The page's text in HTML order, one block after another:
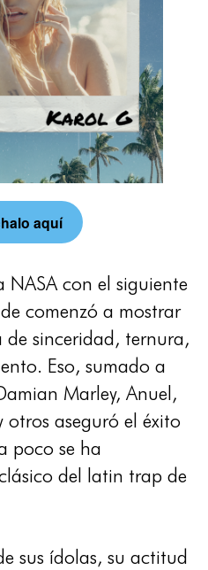
aquí
NASA con el siguiente
comenzó a mostrar
sinceridad, ternura,
Eso, sumado a
Marley, Anuel,
aseguró el éxito
poco se ha
del latin trap de
sus ídolas, su actitud